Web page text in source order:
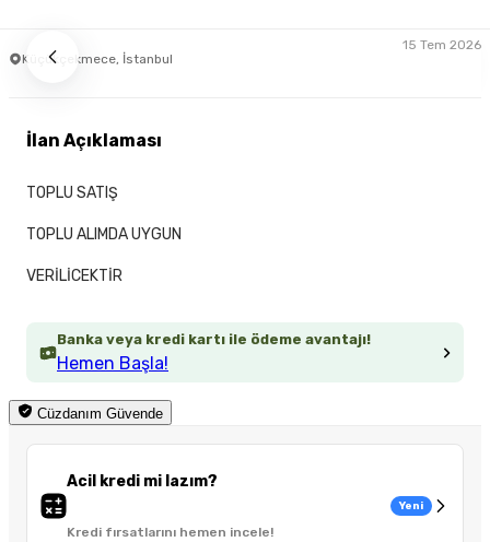
Küçükçekmece, İstanbul
15 Tem 2026
Banka veya kredi kartı ile ödeme avantajı!
Hemen Başla!
Cüzdanım Güvende
Acil kredi mi lazım?
Kredi fırsatlarını hemen incele!
Yeni
İlan Açıklaması
TOPLU SATIŞ
TOPLU ALIMDA UYGUN
VERİLİCEKTİR